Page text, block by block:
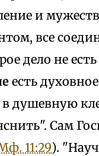
и
все
дело не
есть
душевную
Сам
11:29).